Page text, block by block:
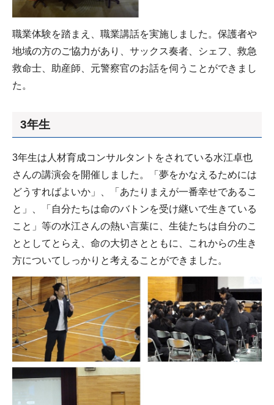
職業体験を踏まえ、職業講話を実施しました。保護者や
地域の方のご協力があり、サックス奏者、シェフ、救急
救命士、助産師、元警察官のお話を伺うことができまし
た。
3年生
3年生は人材育成コンサルタントをされている水江卓也
さんの講演会を開催しました。「夢をかなえるためには
どうすればよいか」、「あたりまえが一番幸せであるこ
と」、「自分たちは命のバトンを受け継いで生きている
こと」等の水江さんの熱い言葉に、生徒たちは自分のこ
ととしてとらえ、命の大切さとともに、これからの生き
方についてしっかりと考えることができました。